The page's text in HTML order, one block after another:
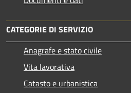
CATEGORIE DI SERVIZIO
Anagrafe e stato civile
Vita lavorativa
Catasto e urbanistica